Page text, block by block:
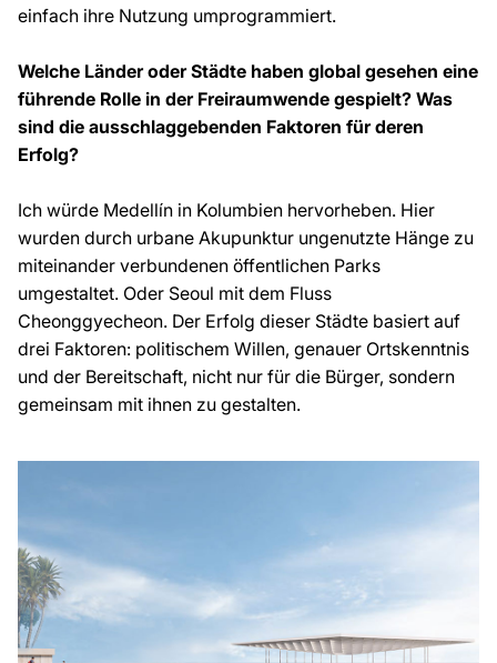
einfach ihre Nutzung umprogrammiert.
Welche Länder oder Städte haben global gesehen eine
führende Rolle in der Freiraumwende gespielt? Was
sind die ausschlaggebenden Faktoren für deren
Erfolg?
Ich würde Medellín in Kolumbien hervorheben. Hier
wurden durch urbane Akupunktur ungenutzte Hänge zu
miteinander verbundenen öffentlichen Parks
umgestaltet. Oder Seoul mit dem Fluss
Cheonggyecheon. Der Erfolg dieser Städte basiert auf
drei Faktoren: politischem Willen, genauer Ortskenntnis
und der Bereitschaft, nicht nur für die Bürger, sondern
gemeinsam mit ihnen zu gestalten.